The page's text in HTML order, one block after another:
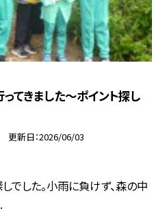
ってきました～ポイント探し
更新日 2026/06/03
でした。小雨に負けず、森の中